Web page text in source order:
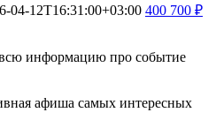
04-12T16:31:00+03:00 400 700 ₽
информацию про событие
афиша самых интересных